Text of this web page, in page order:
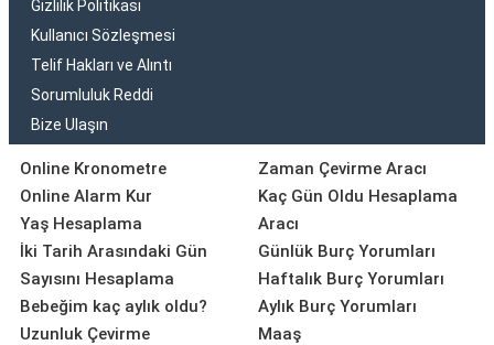
Gizlilik Politikası
Kullanıcı Sözleşmesi
Telif Hakları ve Alıntı
Sorumluluk Reddi
Bize Ulaşın
Online Kronometre
Online Alarm Kur
Yaş Hesaplama
İki Tarih Arasındaki Gün
Sayısını Hesaplama
Bebeğim kaç aylık oldu?
Uzunluk Çevirme
Zaman Çevirme Aracı
Kaç Gün Oldu Hesaplama
Aracı
Günlük Burç Yorumları
Haftalık Burç Yorumları
Aylık Burç Yorumları
Maaş